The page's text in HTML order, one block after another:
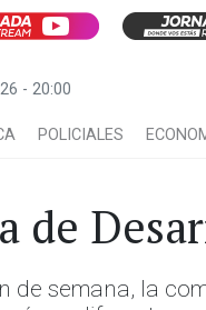
- 20:00
POLICIALES
de
de semana, la